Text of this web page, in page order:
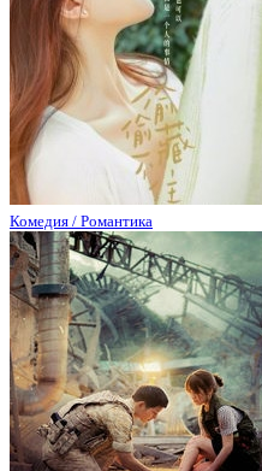
Комедия / Романтика